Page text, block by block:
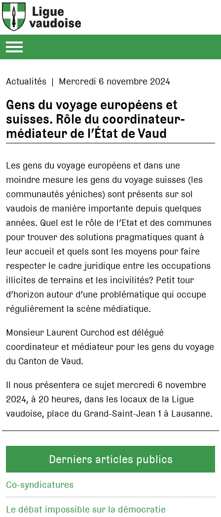
Actualités | Mercredi 6 novembre 2024
Gens du voyage européens et
suisses. Rôle du coordinateur-
médiateur de l’État de Vaud
Les gens du voyage européens et dans une
moindre mesure les gens du voyage suisses (les
communautés yéniches) sont présents sur sol
vaudois de manière importante depuis quelques
années. Quel est le rôle de l’Etat et des communes
pour trouver des solutions pragmatiques quant à
leur accueil et quels sont les moyens pour faire
respecter le cadre juridique entre les occupations
illicites de terrains et les incivilités? Petit tour
d’horizon autour d’une problématique qui occupe
régulièrement la scène médiatique.
Monsieur Laurent Curchod est délégué
coordinateur et médiateur pour les gens du voyage
du Canton de Vaud.
Il nous présentera ce sujet mercredi 6 novembre
2024, à 20 heures, dans les locaux de la Ligue
vaudoise, place du Grand-Saint-Jean 1 à Lausanne.
Derniers articles publics
Co-syndicatures
Le débat impossible sur la démocratie